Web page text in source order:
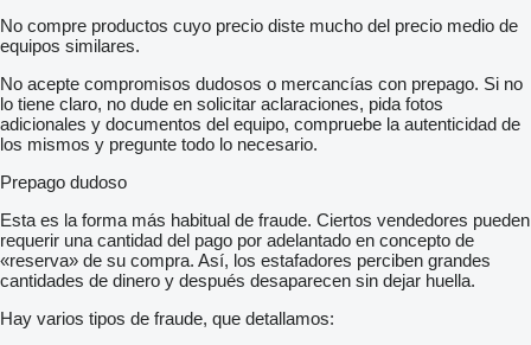
No compre productos cuyo precio diste mucho del precio medio de
equipos similares.
No acepte compromisos dudosos o mercancías con prepago. Si no
lo tiene claro, no dude en solicitar aclaraciones, pida fotos
adicionales y documentos del equipo, compruebe la autenticidad de
los mismos y pregunte todo lo necesario.
Prepago dudoso
Esta es la forma más habitual de fraude. Ciertos vendedores pueden
requerir una cantidad del pago por adelantado en concepto de
«reserva» de su compra. Así, los estafadores perciben grandes
cantidades de dinero y después desaparecen sin dejar huella.
Hay varios tipos de fraude, que detallamos: